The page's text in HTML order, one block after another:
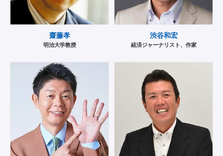
齋藤孝
明治大学教授
渋谷和宏
経済ジャーナリスト、作家